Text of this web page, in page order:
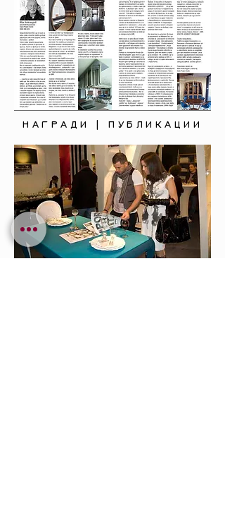
НАГРАДИ | ПУБЛИКАЦИИ